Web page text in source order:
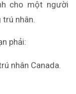
cho một người
nhân.
phải:
nhân Canada.